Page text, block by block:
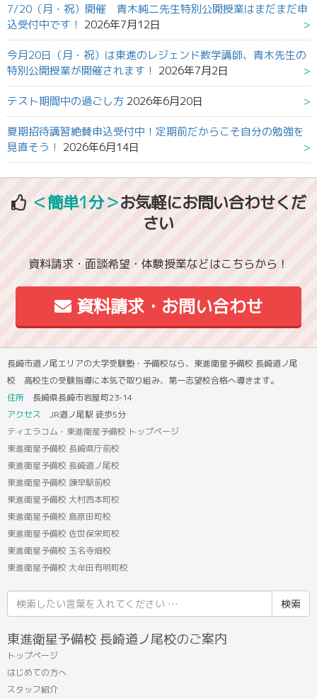
7/20（月・祝）開催 青木純二先生特別公開授業はまだまだ申
込受付中です！ 2026年7月12日
今月20日（月・祝）は東進のレジェンド数学講師、青木先生の
特別公開授業が開催されます！ 2026年7月2日
テスト期間中の過ごし方 2026年6月20日
夏期招待講習絶賛申込受付中！定期前だからこそ自分の勉強を
見直そう！ 2026年6月14日
＜簡単1分＞お気軽にお問い合わせくだ
さい
資料請求・面談希望・体験授業などはこちらから！
資料請求・お問い合わせ
長崎市道ノ尾エリアの大学受験塾・予備校なら、東進衛星予備校 長崎道ノ尾
校 高校生の受験指導に本気で取り組み、第一志望校合格へ導きます。
住所 長崎県長崎市岩屋町23-14
アクセス JR道ノ尾駅 徒歩5分
ティエラコム・東進衛星予備校 トップページ
東進衛星予備校 長崎県庁前校
東進衛星予備校 長崎道ノ尾校
東進衛星予備校 諫早駅前校
東進衛星予備校 大村西本町校
東進衛星予備校 島原田町校
東進衛星予備校 佐世保栄町校
東進衛星予備校 玉名寺畑校
東進衛星予備校 大牟田有明町校
索
結
東進衛星予備校 長崎道ノ尾校のご案内
トップページ
はじめての方へ
スタッフ紹介